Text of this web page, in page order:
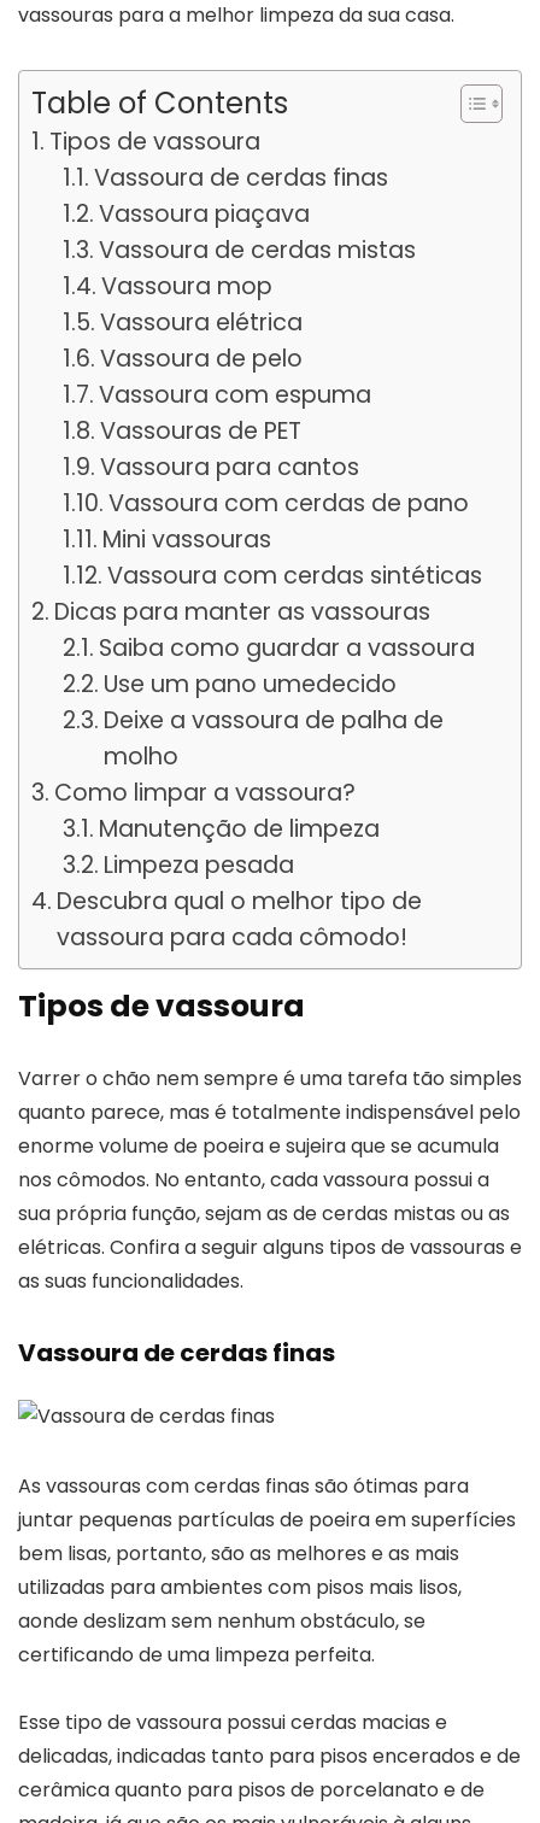
vassouras para a melhor limpeza da sua casa.
Table of Contents
Tipos de vassoura
Vassoura de cerdas finas
Vassoura piaçava
Vassoura de cerdas mistas
Vassoura mop
Vassoura elétrica
Vassoura de pelo
Vassoura com espuma
Vassouras de PET
Vassoura para cantos
Vassoura com cerdas de pano
Mini vassouras
Vassoura com cerdas sintéticas
Dicas para manter as vassouras
Saiba como guardar a vassoura
Use um pano umedecido
Deixe a vassoura de palha de
molho
Como limpar a vassoura?
Manutenção de limpeza
Limpeza pesada
Descubra qual o melhor tipo de
vassoura para cada cômodo!
Tipos de vassoura
Varrer o chão nem sempre é uma tarefa tão simples
quanto parece, mas é totalmente indispensável pelo
enorme volume de poeira e sujeira que se acumula
nos cômodos. No entanto, cada vassoura possui a
sua própria função, sejam as de cerdas mistas ou as
elétricas. Confira a seguir alguns tipos de vassouras e
as suas funcionalidades.
Vassoura de cerdas finas
As vassouras com cerdas finas são ótimas para
juntar pequenas partículas de poeira em superfícies
bem lisas, portanto, são as melhores e as mais
utilizadas para ambientes com pisos mais lisos,
aonde deslizam sem nenhum obstáculo, se
certificando de uma limpeza perfeita.
Esse tipo de vassoura possui cerdas macias e
delicadas, indicadas tanto para pisos encerados e de
cerâmica quanto para pisos de porcelanato e de